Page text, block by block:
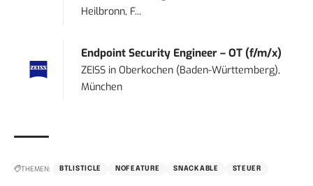
Heilbronn, F...
Endpoint Security Engineer – OT (f/m/x)
ZEISS inOberkochen (Baden-Württemberg),
München
THEMEN: BTLISTICLE NOFEATURE SNACKABLE STEUER